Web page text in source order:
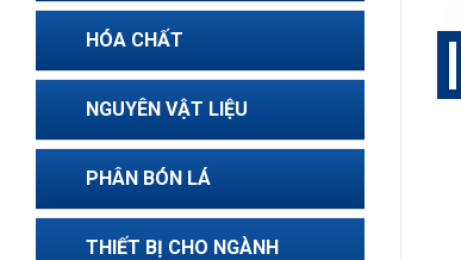
HÓA CHẤT
NGUYÊN VẬT LIỆU
PHÂN BÓN LÁ
THIẾT BỊ CHO NGÀNH